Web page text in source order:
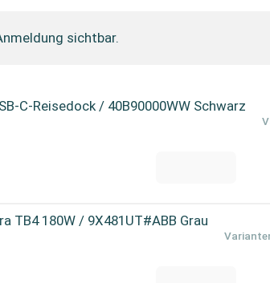
sichtbar.
C-Reisedock / 40B90000WW Schwarz
TB4 180W / 9X481UT#ABB Grau